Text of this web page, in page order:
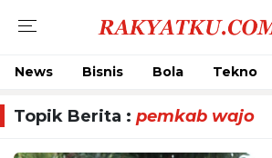
News Bisnis Bola Tekno
Topik Berita : pemkab wajo